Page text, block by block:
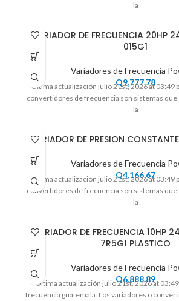
la
VARIADOR DE FRECUENCIA 20HP
015G1
Variadores de Frecuencia
Q9,777.78
Ultima actualización julio 21st, 2026 at 03:49
convertidores de frecuencia son sistemas
la
VARIADOR DE PRESION
Variadores de Frecuencia
Q4,166.67
Ultima actualización julio 21st, 2026 at 03:49
convertidores de frecuencia son sistemas
la
VARIADOR DE FRECUENCIA 10HP
7R5G1 PLASTICO
Variadores de Frecuencia
Q6,888.89
Ultima actualización julio 21st, 2026 at
frecuencia guatemala: Los variadores o